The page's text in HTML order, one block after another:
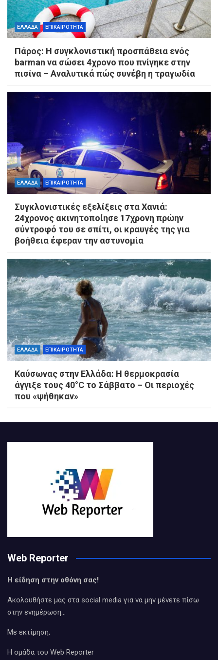
ΕΛΛΑΔΑ ΕΠΙΚΑΙΡΟΤΗΤΑ
Πάρος: Η συγκλονιστική προσπάθεια ενός
barman να σώσει 4χρονο που πνίγηκε στην
πισίνα – Αναλυτικά πώς συνέβη η τραγωδία
ΕΛΛΑΔΑ ΕΠΙΚΑΙΡΟΤΗΤΑ
Συγκλονιστικές εξελίξεις στα Χανιά:
24χρονος ακινητοποίησε 17χρονη πρώην
σύντροφό του σε σπίτι, οι κραυγές της για
βοήθεια έφεραν την αστυνομία
ΕΛΛΑΔΑ ΕΠΙΚΑΙΡΟΤΗΤΑ
Καύσωνας στην Ελλάδα: Η θερμοκρασία
άγγιξε τους 40°C το Σάββατο – Οι περιοχές
που «ψήθηκαν»
Web Reporter
Η είδηση στην οθόνη σας!
Ακολουθήστε μας στα social media για να μην μένετε πίσω
στην ενημέρωση…
Με εκτίμηση,
Η ομάδα του Web Reporter